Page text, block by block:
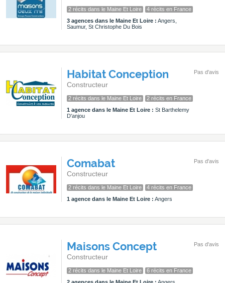
2 récits dans le Maine Et Loire
4 récits en France
3 agences dans le Maine Et Loire : Angers,
Saumur, St Christophe Du Bois
Habitat Conception
Constructeur
2 récits dans le Maine Et Loire
2 récits en France
1 agence dans le Maine Et Loire : St Barthelemy
D'anjou
Pas d'avis
Comabat
Constructeur
2 récits dans le Maine Et Loire
4 récits en France
1 agence dans le Maine Et Loire : Angers
Pas d'avis
Maisons Concept
Constructeur
2 récits dans le Maine Et Loire
6 récits en France
Pas d'avis